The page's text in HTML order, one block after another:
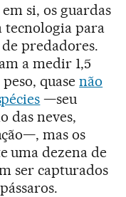
si, os guardas
tecnologia para
predadores.
a medir 1,5
quasenão
—seu
das neves,
mas os
uma dezena de
ser capturados